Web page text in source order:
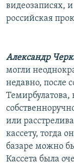
видеозаписях,
российская
Александр
могли
недавно, после
Темирбулатова,
или
кассету, тогда
базаре можно
Кассета была